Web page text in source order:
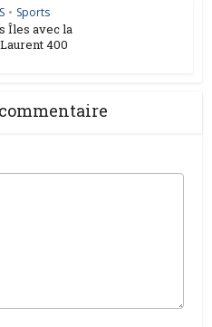
• Sports
Îles avec la
400